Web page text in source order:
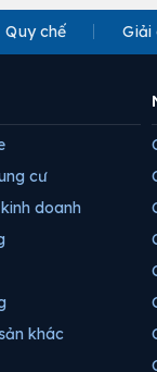
Quy chế Giải
cư
doanh
khác